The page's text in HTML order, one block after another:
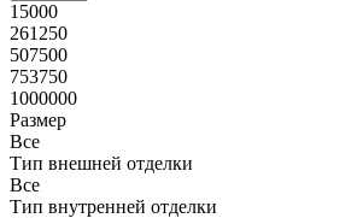
15000
261250
507500
753750
1000000
Размер
Все
Тип внешней отделки
Все
Тип внутренней отделки